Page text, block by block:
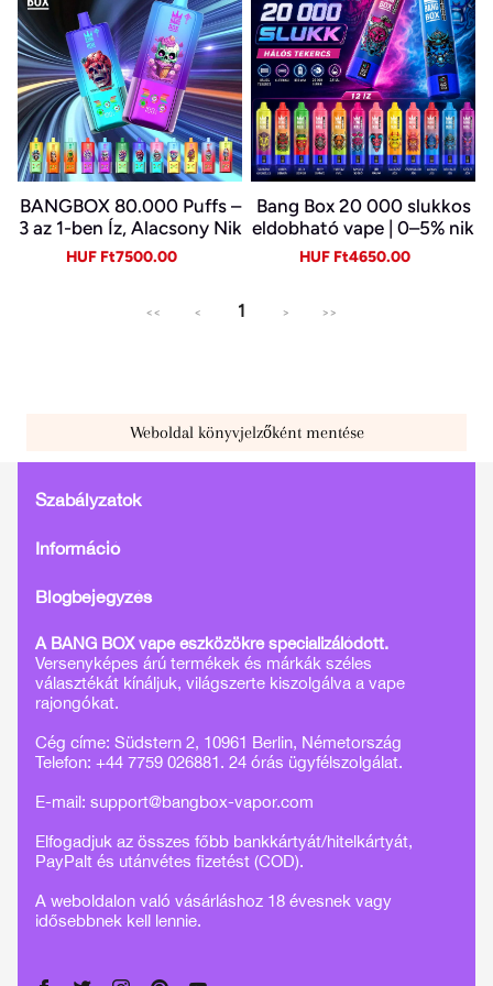
BANGBOX 80.000 Puffs –
3 az 1-ben Íz, Alacsony Nik
otin, Eredeti Újratölthető
Sale
HUF Ft7500.00
Bang Box 20 000 slukkos
eldobható vape | 0–5% nik
otin | újratölthető, Type-C
Sale
HUF Ft4650.00
<< < 1 > >>
Weboldal könyvjelzőként mentése
Szabályzatok
Információ
Blogbejegyzés
A BANG BOX vape eszközökre specializálódott.
Versenyképes árú termékek és márkák széles
választékát kínáljuk, világszerte kiszolgálva a vape
rajongókat.
Cég címe: Südstern 2, 10961 Berlin, Németország
Telefon: +44 7759 026881. 24 órás ügyfélszolgálat.
E-mail: support@bangbox-vapor.com
Elfogadjuk az összes főbb bankkártyát/hitelkártyát,
PayPalt és utánvétes fizetést (COD).
A weboldalon való vásárláshoz 18 évesnek vagy
idősebbnek kell lennie.